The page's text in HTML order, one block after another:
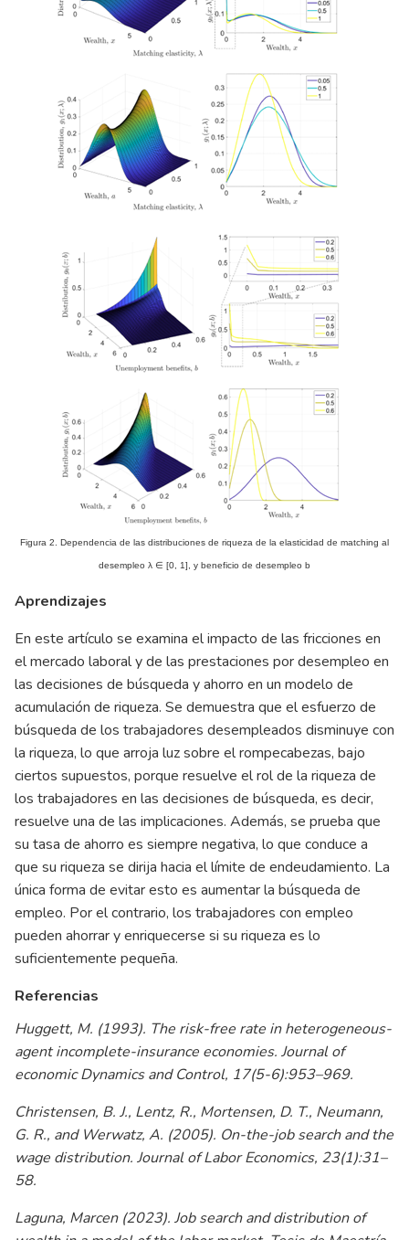
Figura 2. Dependencia de las distribuciones de riqueza de la elasticidad de matching al
desempleo λ ∈ [0, 1], y beneficio de desempleo b
Aprendizajes
En este artículo se examina el impacto de las fricciones en
el mercado laboral y de las prestaciones por desempleo en
las decisiones de búsqueda y ahorro en un modelo de
acumulación de riqueza. Se demuestra que el esfuerzo de
búsqueda de los trabajadores desempleados disminuye con
la riqueza, lo que arroja luz sobre el rompecabezas, bajo
ciertos supuestos, porque resuelve el rol de la riqueza de
los trabajadores en las decisiones de búsqueda, es decir,
resuelve una de las implicaciones. Además, se prueba que
su tasa de ahorro es siempre negativa, lo que conduce a
que su riqueza se dirija hacia el límite de endeudamiento. La
única forma de evitar esto es aumentar la búsqueda de
empleo. Por el contrario, los trabajadores con empleo
pueden ahorrar y enriquecerse si su riqueza es lo
suficientemente pequeña.
Referencias
Huggett, M. (1993). The risk-free rate in heterogeneous-
agent incomplete-insurance economies. Journal of
economic Dynamics and Control, 17(5-6):953–969.
Christensen, B. J., Lentz, R., Mortensen, D. T., Neumann,
G. R., and Werwatz, A. (2005). On-the-job search and the
wage distribution. Journal of Labor Economics, 23(1):31–
58.
Laguna, Marcen (2023). Job search and distribution of